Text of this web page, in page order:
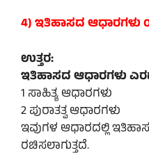
4) ಇತಿಹಾಸದ ಆಧಾರಗಳು
ಉತ್ತರ:
ಇತಿಹಾಸದ ಆಧಾರಗಳು
1 ಸಾಹಿತ್ಯ ಆಧಾರಗಳು
2 ಪುರಾತತ್ವ ಆಧಾರಗಳು
ಇವುಗಳ ಆಧಾರದಲ್ಲಿ
ರಚಿಸಲಾಗುತ್ತದೆ.